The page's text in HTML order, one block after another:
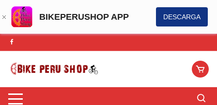
BIKEPERUSHOP APP DESCARGA
Saltar
al
contenido